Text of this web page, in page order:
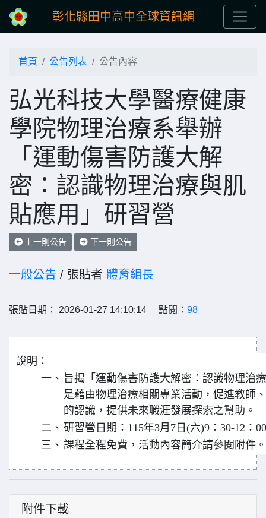
彰化縣田中高中全球資訊網
首頁 公告列表 公告內容
弘光科技大學醫療健康
學院物理治療系舉辦
「運動傷害防護大解
密：認識物理治療與肌
貼應用」研習營
上一則公告 下一則公告
一般公告 / 張貼者 體育組長
張貼日期： 2026-01-27 14:10:14 點閱： 98
說明：
一、 旨揭「運動傷害防護大解密：認識物理治
是藉由物理治療相關專業活動，促進教師
的認識，提供未來職涯發展探索之幫助。
二、 研習營日期：115年3月7日(六)9：30-12：
三、 課程全程免費，活動內容簡介請參閱附件。
附件下載